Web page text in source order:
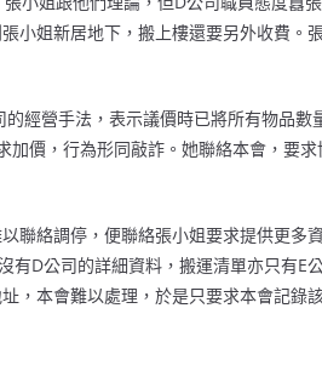
小姐新居地下，搬上樓還要另外收費。
經營手法，表示議價時已將所有物品數
價，行為形同敲詐。她聯絡本會，要
聯絡調停，便聯絡張小姐要求提供更多
D公司的詳細資料，搬運清單亦只有E
，本會難以處理，於是只要求本會記錄